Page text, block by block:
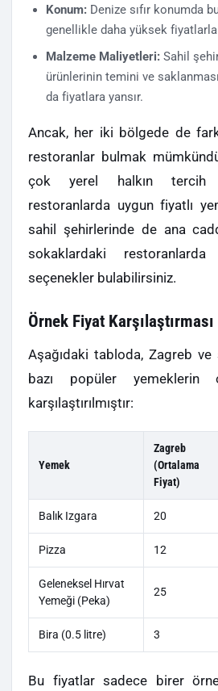
Konum: Denize sıfır konumda
genellikle daha yüksek
Malzeme Maliyetleri: Sahil
ürünlerinin temini ve
da fiyatlara yansır.
Ancak, her iki bölgede de
restoranlar bulmak
çok yerel halkın tercih
restoranlarda uygun fiyatlı
sahil şehirlerinde de ana
sokaklardaki
seçenekler bulabilirsiniz.
Örnek Fiyat Karşılaştırması
Aşağıdaki tabloda, Zagreb
bazı popüler yemeklerin
karşılaştırılmıştır:
Yemek
Zagreb
(Ortalama
Fiyat)
Balık Izgara 20
Pizza 12
Geleneksel Hırvat
Yemeği (Peka)
25
Bira (0.5 litre) 3
Bu fiyatlar sadece birer